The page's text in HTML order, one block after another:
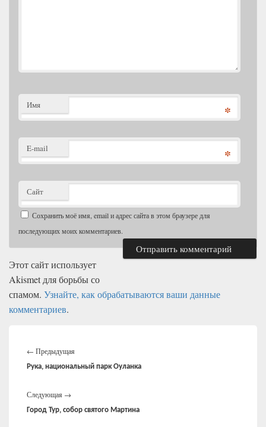
Имя *
E-mail *
Сайт
Сохранить моё имя, email и адрес сайта в этом браузере для
последующих моих комментариев.
Этот сайт использует
Akismet для борьбы со
спамом. Узнайте, как обрабатываются ваши данные
комментариев.
по
записям
← Предыдущая
запись:
Рука, национальный парк Оуланка
Следующая →
запись:
Город Тур, собор святого Мартина